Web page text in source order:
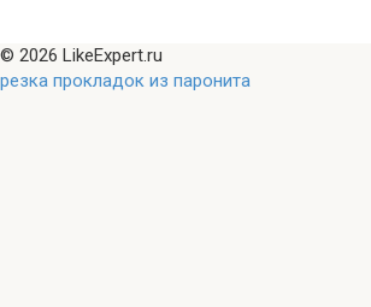
© 2026 LikeExpert.ru
резка прокладок из паронита